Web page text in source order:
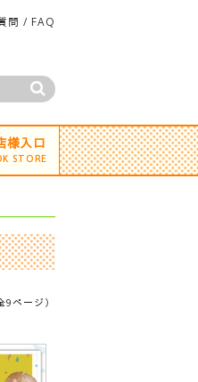
問 / FAQ
様入口
STORE
9ページ）